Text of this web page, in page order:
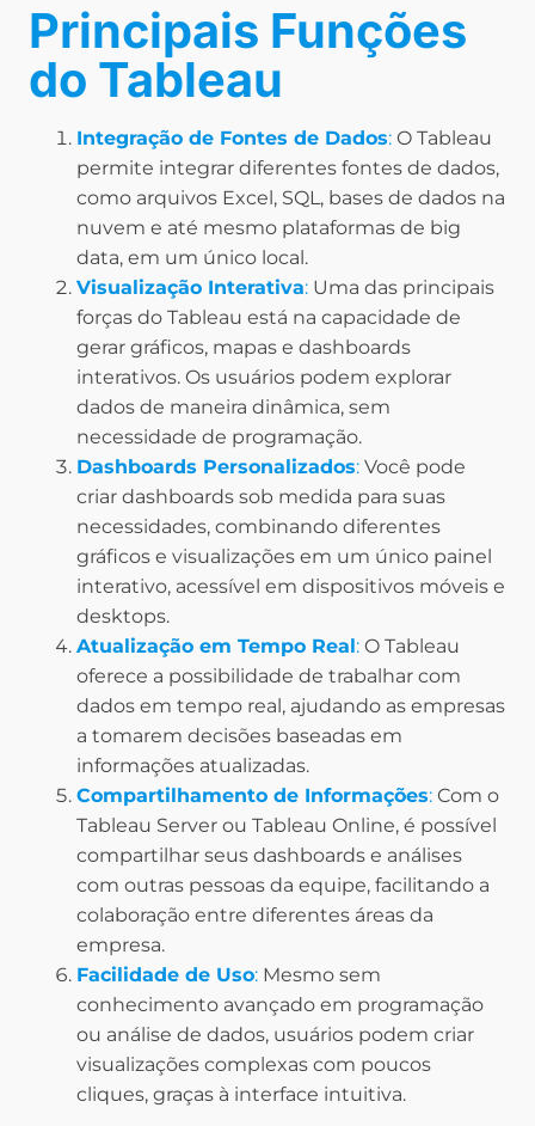
Principais Funções
do Tableau
Integração de Fontes de Dados: O Tableau
permite integrar diferentes fontes de dados,
como arquivos Excel, SQL, bases de dados na
nuvem e até mesmo plataformas de big
data, em um único local.
Visualização Interativa: Uma das principais
forças do Tableau está na capacidade de
gerar gráficos, mapas e dashboards
interativos. Os usuários podem explorar
dados de maneira dinâmica, sem
necessidade de programação.
Dashboards Personalizados: Você pode
criar dashboards sob medida para suas
necessidades, combinando diferentes
gráficos e visualizações em um único painel
interativo, acessível em dispositivos móveis e
desktops.
Atualização em Tempo Real: O Tableau
oferece a possibilidade de trabalhar com
dados em tempo real, ajudando as empresas
a tomarem decisões baseadas em
informações atualizadas.
Compartilhamento de Informações: Com o
Tableau Server ou Tableau Online, é possível
compartilhar seus dashboards e análises
com outras pessoas da equipe, facilitando a
colaboração entre diferentes áreas da
empresa.
Facilidade de Uso: Mesmo sem
conhecimento avançado em programação
ou análise de dados, usuários podem criar
visualizações complexas com poucos
cliques, graças à interface intuitiva.